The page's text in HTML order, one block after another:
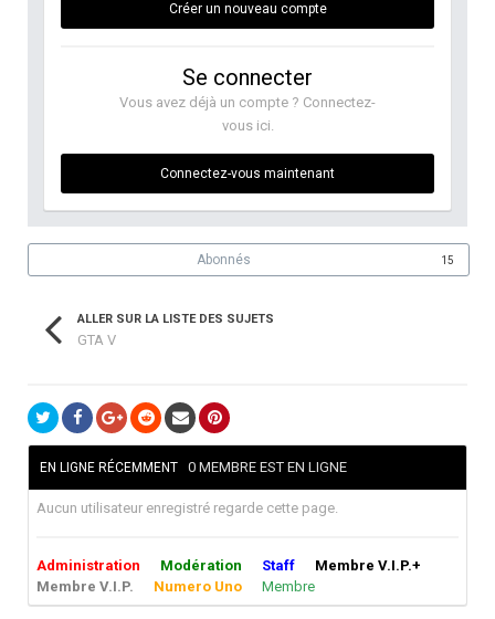
Créer un nouveau compte
Se connecter
Vous avez déjà un compte ? Connectez-
vous ici.
Connectez-vous maintenant
Abonnés 15
ALLER SUR LA LISTE DES SUJETS
GTA V
EN LIGNE RÉCEMMENT 0 MEMBRE EST EN LIGNE
Aucun utilisateur enregistré regarde cette page.
Administration Modération Staff
Membre V.I.P.+
Membre V.I.P.
Numero Uno Membre